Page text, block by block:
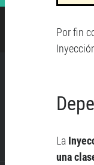
Por fin
La
una